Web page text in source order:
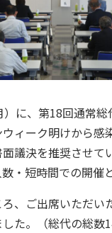
に、第18回通常総
ィーク明けから感
議決を推奨させて
・短時間での開催
、ご出席いただい
した。（総代の総